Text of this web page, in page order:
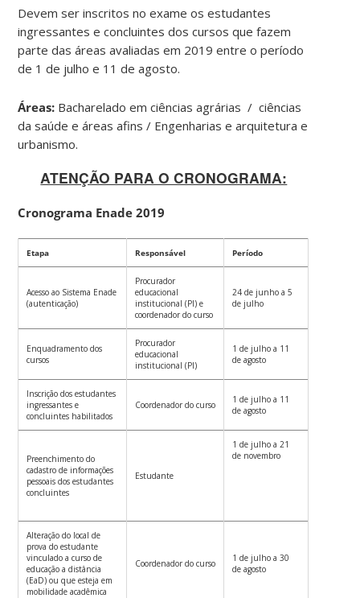
Devem ser inscritos no exame os estudantes
ingressantes e concluintes dos cursos que fazem
parte das áreas avaliadas em 2019 entre o período
de 1 de julho e 11 de agosto.
Áreas: Bacharelado em ciências agrárias / ciências
da saúde e áreas afins / Engenharias e arquitetura e
urbanismo.
ATENÇÃO PARA O CRONOGRAMA:
Cronograma Enade 2019
Etapa Responsável Período
Acesso ao Sistema Enade
(autenticação)
Procurador
educacional
institucional (PI) e
coordenador do curso
24 de junho a 5
de julho
Enquadramento dos
cursos
Procurador
educacional
institucional (PI)
1 de julho a 11
de agosto
Inscrição dos estudantes
ingressantes e
concluintes habilitados
Coordenador do curso
1 de julho a 11
de agosto
Preenchimento do
cadastro de informações
pessoais dos estudantes
concluintes
Estudante
1 de julho a 21
de novembro
Alteração do local de
prova do estudante
vinculado a curso de
educação a distância
(EaD) ou que esteja em
mobilidade acadêmica
Coordenador do curso
1 de julho a 30
de agosto